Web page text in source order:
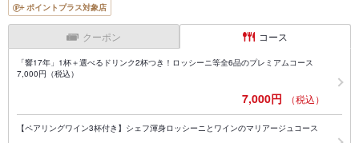
ポイントプラス対象店
クーポン コース
「響17年」1杯＋選べるドリンク2杯つき！ロッシーニ等全6品のプレミアムコース
7,000円（税込）
7,000円 （税込）
【ペアリングワイン3杯付き】シェフ渾身ロッシーニとワインのマリアージュコース